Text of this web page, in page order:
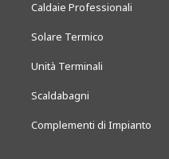
Caldaie Professionali
Solare Termico
Unità Terminali
Scaldabagni
Complementi di Impianto